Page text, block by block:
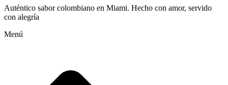
Auténtico sabor colombiano en Miami. Hecho con amor, servido
con alegría
Menú